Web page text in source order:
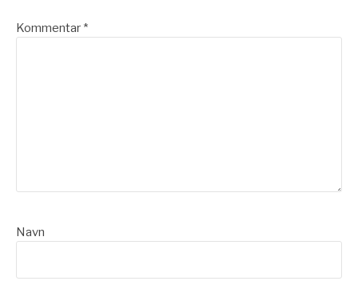
Kommentar *
Navn